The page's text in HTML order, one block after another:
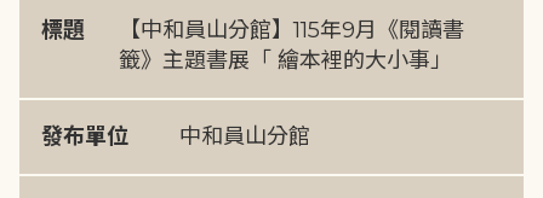
標題
【中和員山分館】115年9月《閱讀書
籤》主題書展「 繪本裡的大小事」
發布單位 中和員山分館